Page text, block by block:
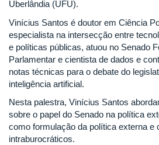
Uberlândia (UFU).
Vinícius Santos é doutor em Ciência
especialista na intersecção entre
e políticas públicas, atuou no Senado
Parlamentar e cientista de dados e
notas técnicas para o debate do
inteligência artificial.
Nesta palestra, Vinícius Santos
sobre o papel do Senado na política
como formulação da política externa e
intraburocráticos.